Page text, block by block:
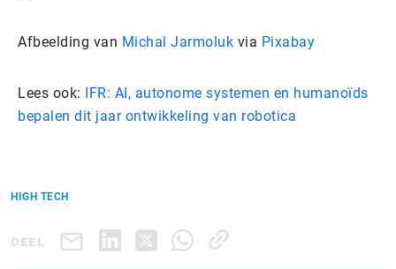
Afbeelding van Michal Jarmoluk via Pixabay
Lees ook: IFR: AI, autonome systemen en humanoïds
bepalen dit jaar ontwikkeling van robotica
HIGH TECH
DEEL